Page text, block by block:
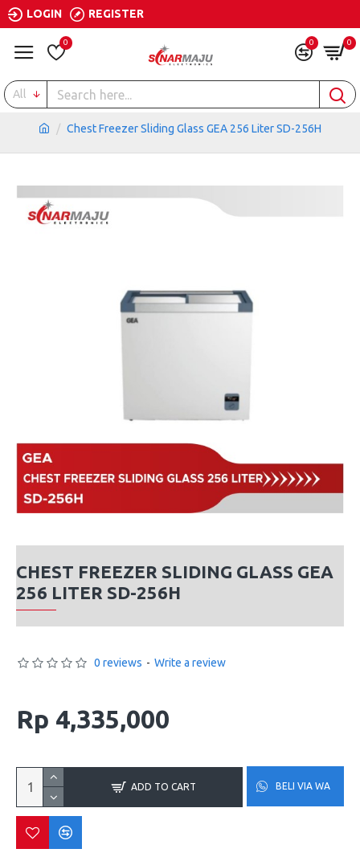
LOGIN REGISTER
0 0 0
All
Chest Freezer Sliding Glass GEA 256 Liter SD-256H
CHEST FREEZER SLIDING GLASS GEA
256 LITER SD-256H
0 reviews - Write a review
Rp 4,335,000
ADD TO CART BELI VIA WA